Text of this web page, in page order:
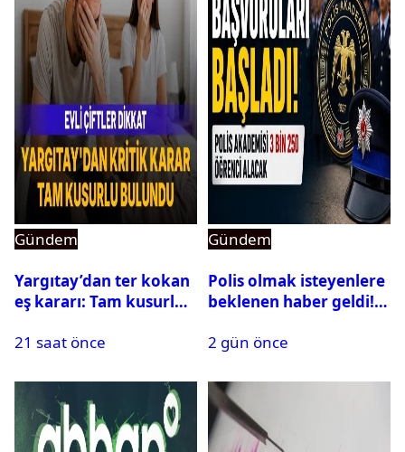
Gündem
Yargıtay’dan ter kokan
eş kararı: Tam kusurlu
21 saat önce
Gündem
Polis olmak isteyenlere
beklenen haber geldi!
2 gün önce